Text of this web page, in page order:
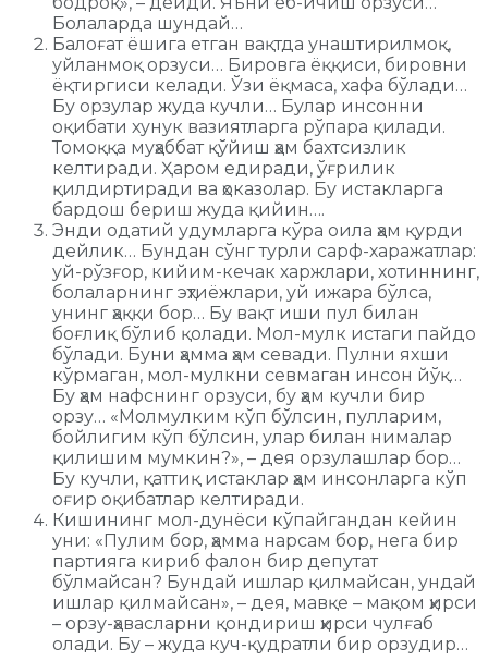
Болаларда шундай…
Балоғат ёшига етган вақтда унаштирилмоқ,
уйланмоқ орзуси… Бировга ёққиси, бировни
ёқтиргиси келади. Ўзи ёқмаса, хафа бўлади…
Бу орзулар жуда кучли… Булар инсонни
оқибати хунук вазиятларга рўпара қилади.
Томоққа муҳаббат қўйиш ҳам бахтсизлик
келтиради. Ҳаром едиради, ўғрилик
қилдиртиради ва ҳоказолар. Бу истакларга
бардош бериш жуда қийин….
Энди одатий удумларга кўра оила ҳам қурди
дейлик… Бундан сўнг турли сарф-харажатлар:
уй-рўзғор, кийим-кечак харжлари, хотиннинг,
болаларнинг эҳтиёжлари, уй ижара бўлса,
унинг ҳаққи бор… Бу вақт иши пул билан
боғлиқ бўлиб қолади. Мол-мулк истаги пайдо
бўлади. Буни ҳамма ҳам севади. Пулни яхши
кўрмаган, мол-мулкни севмаган инсон йўқ…
Бу ҳам нафснинг орзуси, бу ҳам кучли бир
орзу… «Молмулким кўп бўлсин, пулларим,
бойлигим кўп бўлсин, улар билан нималар
қилишим мумкин?», – дея орзулашлар бор…
Бу кучли, қаттиқ истаклар ҳам инсонларга кўп
оғир оқибатлар келтиради.
Кишининг мол-дунёси кўпайгандан кейин
уни: «Пулим бор, ҳамма нарсам бор, нега бир
партияга кириб фалон бир депутат
бўлмайсан? Бундай ишлар қилмайсан, ундай
ишлар қилмайсан», – дея, мавқе – мақом ҳирси
– орзу-ҳавасларни қондириш ҳирси чулғаб
олади. Бу – жуда куч-қудратли бир орзудир…